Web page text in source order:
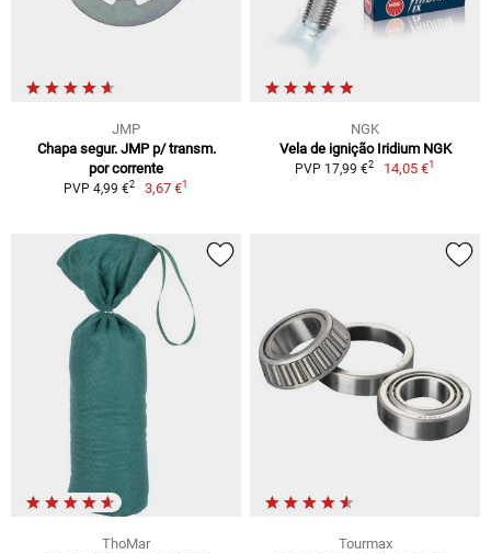
JMP
Chapa segur. JMP p/ transm.
por corrente
PVP 4,99 €2 3,67 €1
NGK
Vela de ignição Iridium NGK
PVP 17,99 €2 14,05 €1
ThoMar
Tourmax